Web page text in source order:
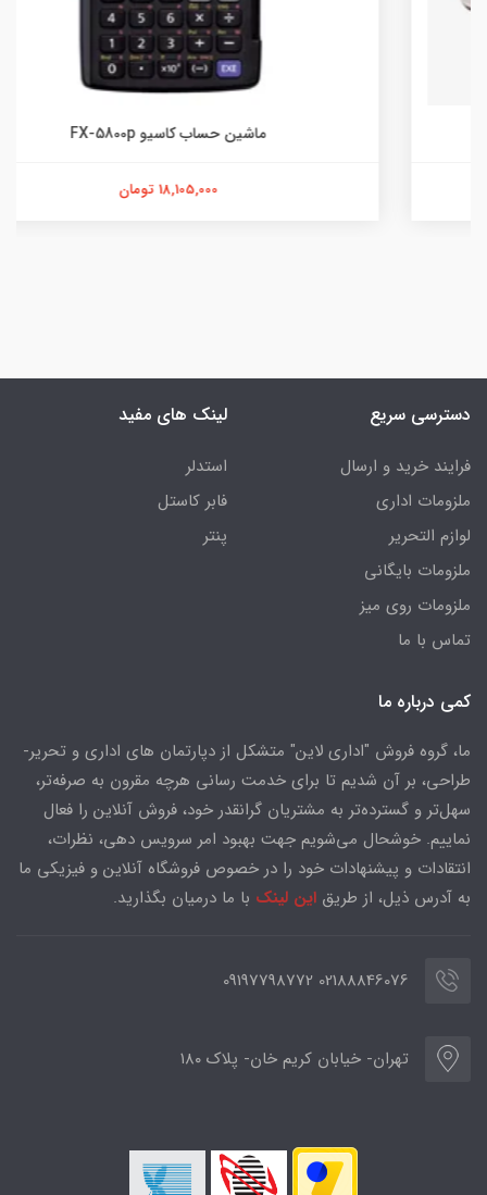
ماشین حساب کاسیو FX-5800p
دسترسی سریع
فرایند خرید و ارسال
ملزومات اداری
لوازم التحریر
ملزومات بایگانی
ملزومات روی میز
تماس با ما
لینک های مفید
استدلر
فابر کاستل
پنتر
کمی درباره ما
ما، گروه فروش "اداری لاین" متشکل از دپارتمان های اداری و تحریر-
طراحی، بر آن شدیم تا برای خدمت رسانی هرچه مقرون به صرفه‌تر،
سهل‌تر و گسترده‌تر به مشتریان گرانقدر خود، فروش آنلاین را فعال
نماییم. خوشحال می‌شویم جهت بهبود امر سرویس دهی، نظرات،
انتقادات و پیشنهادات خود را در خصوص فروشگاه آنلاین و فیزیکی ما
به آدرس ذیل، از طریق این لینک با ما درمیان بگذارید.
02188846076 09197798772
تهران- خیابان کریم خان- پلاک ۱۸۰